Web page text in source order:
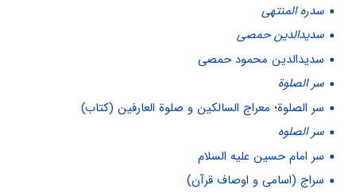
سدره المنتهى
سديدالدين حمصی
سدیدالدین محمود حمصی
سر الصلوة
سر الصلوة؛ معراج السالکین و صلوة العارفین (کتاب)
سر الصلوه
سر امام حسین علیه السلام
سراج (اسامی و اوصاف قرآن)